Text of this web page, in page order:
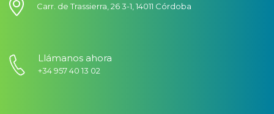
Carr. de Trassierra, 26 3-1, 14011 Córdoba
Llámanos ahora
+34 957 40 13 02